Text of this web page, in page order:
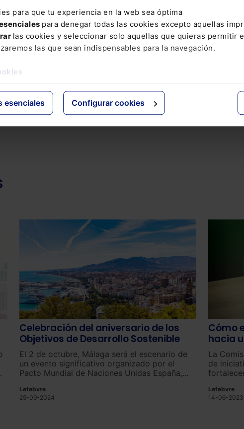
para que tu experiencia en la web sea óptima
para denegar todas las cookies excepto aquellas
las cookies y seleccionar solo aquellas que quieras permitir
las que sean indispensables para la navegación.
esenciales Configurar cookies
fomentan la educación de sus proveedores, sino que
pymes participantes, reforzando la transparencia y la
ya han integrado los ODS y los principios de
94% de las pymes calificaron el programa como
Celebración del aniversario de los
Objetivos de Desarrollo Sostenible
El 2 de octubre, Málaga será el escenario de
un evento significativo organizado por el
Pacto Mundial de Naciones Unidas España,
aprobación de la Agenda 2030.
Lefebvre
25-09-2024
Cómo
hacia
La
de
Lefebvre
14-06-2023